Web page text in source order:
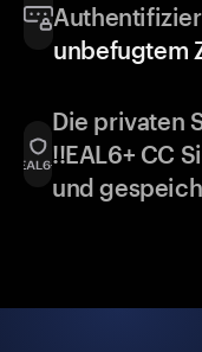
unbefugtem
Die privaten
!!EAL6+ CC
und